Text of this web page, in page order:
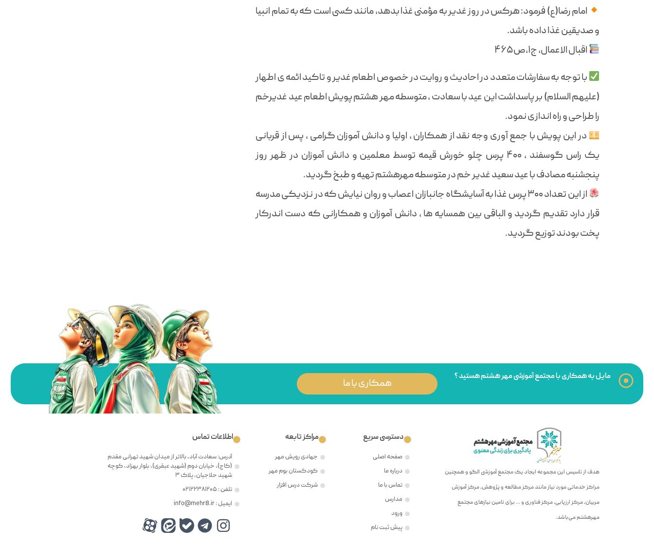
امام رضا(ع) فرمود: هرکس در روز غدیر به مؤمنی غذا بدهد، مانند کسی است که به تمام انبیا
و صدیقین غذا داده باشد.
اقبال الاعمال، ج۱،ص۴۶۵
با توجه به سفارشات متعدد در احادیث و روایت در خصوص اطعام غدیر و تاکید ائمه ی اطهار
(علیهم السلام) بر پاسداشت این عید با سعادت ، متوسطه مهر هشتم پویش اطعام عید غدیرخم
را طراحی و راه اندازی نمود.
در این پویش با جمع آوری وجه نقد از همکاران ، اولیا و دانش آموزان گرامی ، پس از قربانی
یک راس گوسفند ، ۴۰۰ پرس چلو خورش قیمه توسط معلمین و دانش آموزان در ظهر روز
پنجشنبه مصادف با عید سعید غدیر خم در متوسطه مهرهشتم تهیه و طبخ گردید.
از این تعداد ۳۰۰ پرس غذا به آسایشگاه جانبازان اعصاب و روان نیایش که در نزدیکی مدرسه
قرار دارد تقدیم گردید و الباقی بین همسایه ها ، دانش آموزان و همکارانی که دست اندرکار
پخت بودند توزیع گردید.
مایل به همکاری با مجتمع آموزشی مهر هشتم هستید ؟
همکاری با ما
هدف از تاسیس این مجموعه ایجاد یک مجتمع آموزشی الگو و همچنین
مراکز خدماتی مورد نیاز مانند مرکز مطالعه و پژوهش، مرکز آموزش
مربیان، مرکز ارزیابی، مرکز فناوری و … برای تامین نیازهای مجتمع
مهرهشتم می‌باشد.
دسترسی سریع
صفحه اصلی
درباره ما
تماس با ما
مدارس
ورود
پیش ثبت نام
مراکز تابعه
جهادی رویش مهر
کودکستان بوم مهر
شرکت درس افزار
اطلاعات تماس
آدرس: سعادت آباد، بالاتر از میدان شهید تهرانی مقدم
(کاج)، خیابان دوم (شهید عبقری)، بلوار بهزاد، کوچه
شهید حلاجیان، پلاک ۳
تلفن : ۰۲۱۲۲۳۸۱۲۰۵
ایمیل : info@mehr8.ir